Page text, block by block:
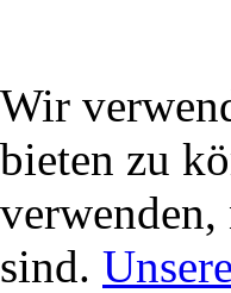
Wir
bieten zu
verwenden,
sind.